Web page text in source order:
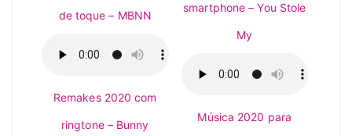
de toque – MBNN
Remakes 2020 com
ringtone – Bunny
smartphone – You Stole
My
Música 2020 para